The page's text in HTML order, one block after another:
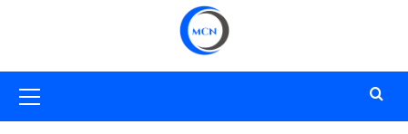
primario